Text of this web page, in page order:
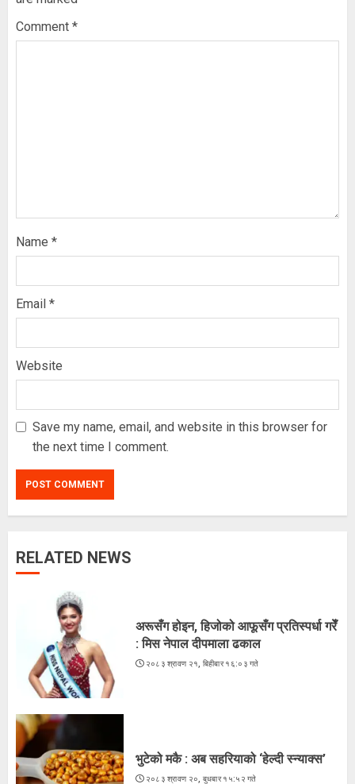
Comment *
Name *
Email *
Website
Save my name, email, and website in this browser for
the next time I comment.
RELATED NEWS
अरूसँग होइन, हिजोको आफूसँग प्रतिस्पर्धा गरेँ
: मिस नेपाल दीपमाला ढकाल
२०८३ श्रावण २१, बिहीबार १६:०३ गते
भुटेको मकै : अब सहरियाको ‘हेल्दी स्न्याक्स’
२०८३ श्रावण २०, बुधबार १५:५२ गते